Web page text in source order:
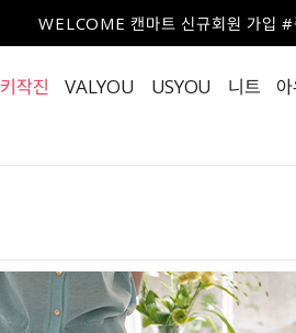
WELCOME 캔마트 신규회원 가입
키작진 VALYOU USYOU 니트